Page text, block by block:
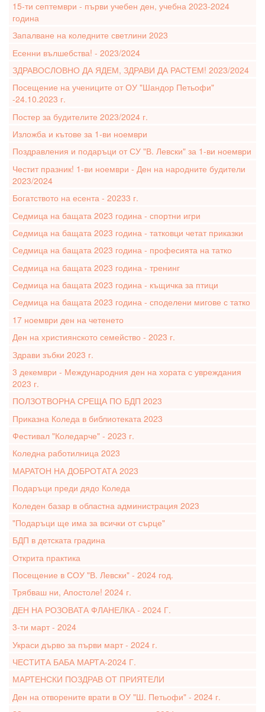
15-ти септември - първи учебен ден, учебна 2023-2024
година
Запалване на коледните светлини 2023
Есенни вълшебства! - 2023/2024
ЗДРАВОСЛОВНО ДА ЯДЕМ, ЗДРАВИ ДА РАСТЕМ! 2023/2024
Посещение на учениците от ОУ "Шандор Петьофи"
-24.10.2023 г.
Постер за будителите 2023/2024 г.
Изложба и кътове за 1-ви ноември
Поздравления и подаръци от СУ "В. Левски" за 1-ви ноември
Честит празник! 1-ви ноември - Ден на народните будители
2023/2024
Богатството на есента - 20233 г.
Седмица на бащата 2023 година - спортни игри
Седмица на бащата 2023 година - татковци четат приказки
Седмица на бащата 2023 година - професията на татко
Седмица на бащата 2023 година - тренинг
Седмица на бащата 2023 година - къщичка за птици
Седмица на бащата 2023 година - споделени мигове с татко
17 ноември ден на четенето
Ден на християнското семейство - 2023 г.
Здрави зъбки 2023 г.
3 декември - Международния ден на хората с увреждания
2023 г.
ПОЛЗОТВОРНА СРЕЩА ПО БДП 2023
Приказна Коледа в библиотеката 2023
Фестивал "Коледарче" - 2023 г.
Коледна работилница 2023
МАРАТОН НА ДОБРОТАТА 2023
Подаръци преди дядо Коледа
Коледен базар в областна администрация 2023
"Подаръци ще има за всички от сърце"
БДП в детската градина
Открита практика
Посещение в СОУ "В. Левски" - 2024 год.
Трябваш ни, Апостоле! 2024 г.
ДЕН НА РОЗОВАТА ФЛАНЕЛКА - 2024 Г.
3-ти март - 2024
Украси дърво за първи март - 2024 г.
ЧЕСТИТА БАБА МАРТА-2024 Г.
МАРТЕНСКИ ПОЗДРАВ ОТ ПРИЯТЕЛИ
Ден на отворените врати в ОУ "Ш. Петьофи" - 2024 г.